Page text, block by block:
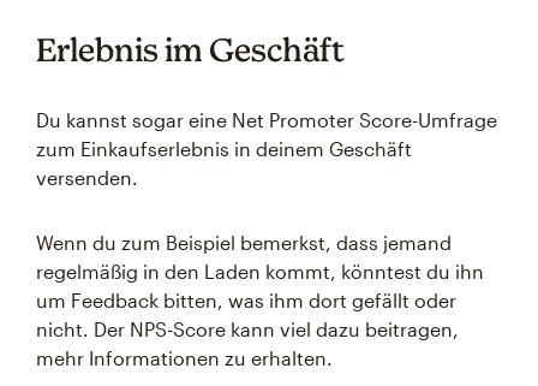
Erlebnis im Geschäft
Du kannst sogar eine Net Promoter Score-Umfrage
zum Einkaufserlebnis in deinem Geschäft
versenden.
Wenn du zum Beispiel bemerkst, dass jemand
regelmäßig in den Laden kommt, könntest du ihn
um Feedback bitten, was ihm dort gefällt oder
nicht. Der NPS-Score kann viel dazu beitragen,
mehr Informationen zu erhalten.